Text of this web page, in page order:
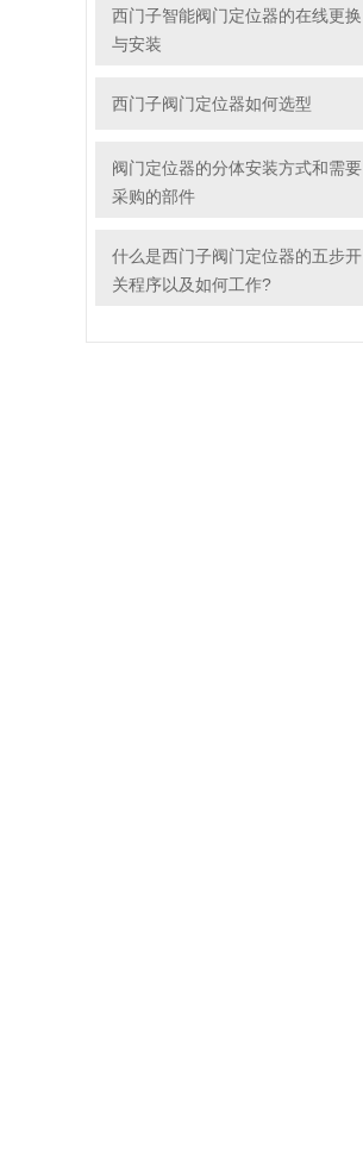
西门子智能阀门定位器的在线更换
与安装
西门子阀门定位器如何选型
阀门定位器的分体安装方式和需要
采购的部件
什么是西门子阀门定位器的五步开
关程序以及如何工作?